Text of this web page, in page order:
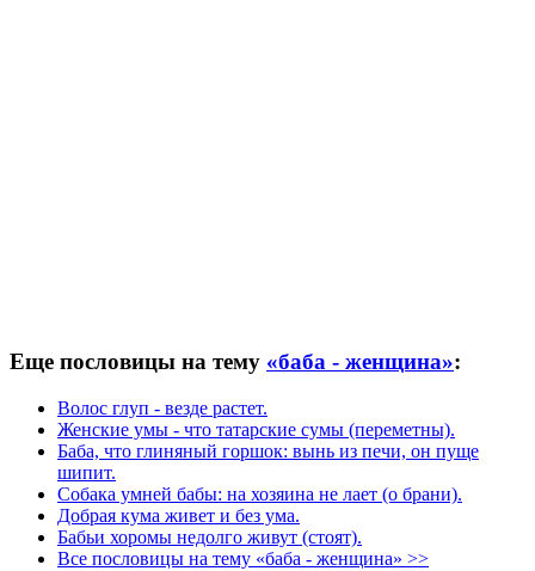
Еще пословицы на тему «баба - женщина»:
Волос глуп - везде растет.
Женские умы - что татарские сумы (переметны).
Баба, что глиняный горшок: вынь из печи, он пуще
шипит.
Собака умней бабы: на хозяина не лает (о брани).
Добрая кума живет и без ума.
Бабьи хоромы недолго живут (стоят).
Все пословицы на тему «баба - женщина» >>